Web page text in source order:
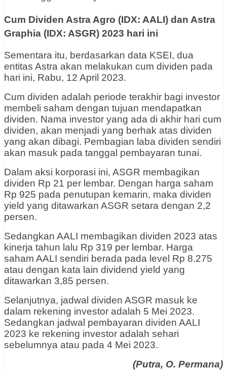
Cum Dividen Astra Agro (IDX: AALI) dan Astra
Graphia (IDX: ASGR) 2023 hari ini
Sementara itu, berdasarkan data KSEI, dua
entitas Astra akan melakukan cum dividen pada
hari ini, Rabu, 12 April 2023.
Cum dividen adalah periode terakhir bagi investor
membeli saham dengan tujuan mendapatkan
dividen. Nama investor yang ada di akhir hari cum
dividen, akan menjadi yang berhak atas dividen
yang akan dibagi. Pembagian laba dividen sendiri
akan masuk pada tanggal pembayaran tunai.
Dalam aksi korporasi ini, ASGR membagikan
dividen Rp 21 per lembar. Dengan harga saham
Rp 925 pada penutupan kemarin, maka dividen
yield yang ditawarkan ASGR setara dengan 2,2
persen.
Sedangkan AALI membagikan dividen 2023 atas
kinerja tahun lalu Rp 319 per lembar. Harga
saham AALI sendiri berada pada level Rp 8.275
atau dengan kata lain dividend yield yang
ditawarkan 3,85 persen.
Selanjutnya, jadwal dividen ASGR masuk ke
dalam rekening investor adalah 5 Mei 2023.
Sedangkan jadwal pembayaran dividen AALI
2023 ke rekening investor adalah sehari
sebelumnya atau pada 4 Mei 2023.
(Putra, O. Permana)